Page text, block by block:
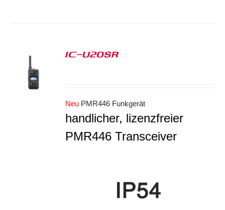
IC-U20SR
Neu PMR446 Funkgerät
handlicher, lizenzfreier
PMR446 Transceiver